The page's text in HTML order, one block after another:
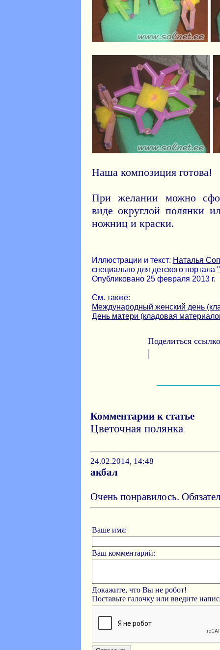
Наша композиция готова!
При желании можно
виде округлой полянки
ножниц и краски.
Иллюстрации и текст: Наталья
специально для детского портала
Опубликовано 25 февраля 2013 г.
См. также:
Международный женский день
День матери (кладовая
Поделиться
|
Комментарии к статье
Цветочная полянка
24.02.2014, 14:48
акбал
Очень понравилось.
Ваше имя:
Ваш комментарий:
Докажите, что Вы не робот!
Поставьте галочку или введите